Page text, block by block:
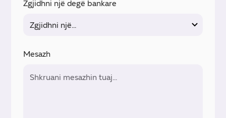
Zgjidhni një degë bankare
Mesazh